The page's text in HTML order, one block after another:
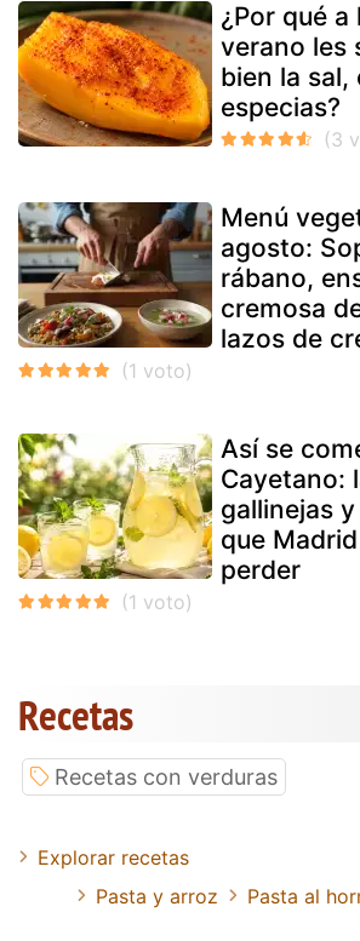
¿Por qué
verano les
bien la sal,
especias?
Menú
agosto:
rábano,
cremosa
lazos de
Así se
Cayetano:
gallinejas
que
perder
Recetas
Recetas con verduras
Explorar recetas
Pasta y arroz
Pasta al